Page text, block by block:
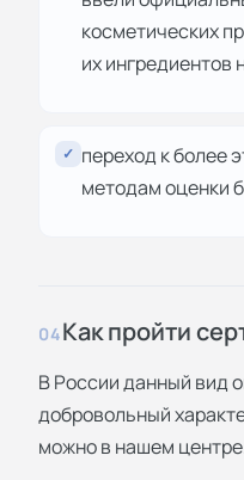
косметических
их ингредиентов
✓ переход к более
методам оценки
04Как пройти
В России данный вид
добровольный
можно в нашем